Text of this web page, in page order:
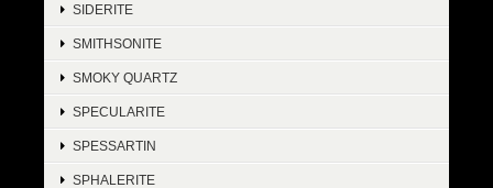
SIDERITE
SMITHSONITE
SMOKY QUARTZ
SPECULARITE
SPESSARTIN
SPHALERITE